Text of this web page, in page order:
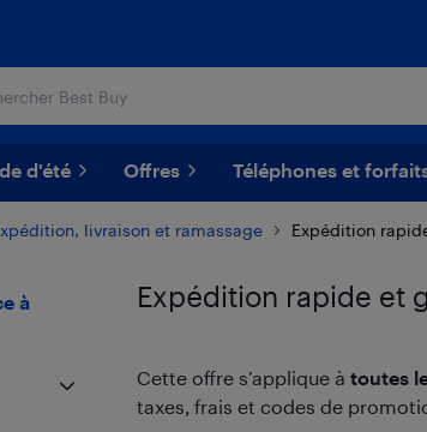
d'été Offres Téléphones et
livraison et ramassage Expédition
à
Expédition rapide et
Cette offre s’applique à toutes
taxes, frais et codes de